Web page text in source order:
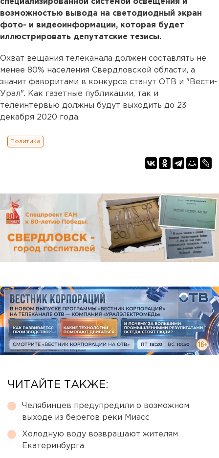
специализированной системой освещения и
возможностью вывода на светодиодный экран
фото- и видеоинформации, которая будет
иллюстрировать депутатские тезисы.
Охват вещания телеканала должен составлять не
менее 80% населения Свердловской области, а
значит фаворитами в конкурсе станут ОТВ и "Вести-
Урал". Как газетные публикации, так и
телеинтервью должны будут выходить до 23
декабря 2020 года.
Политика
ЧИТАЙТЕ ТАКЖЕ:
Челябинцев предупредили о возможном
выходе из берегов реки Миасс
Холодную воду возвращают жителям
Екатеринбурга